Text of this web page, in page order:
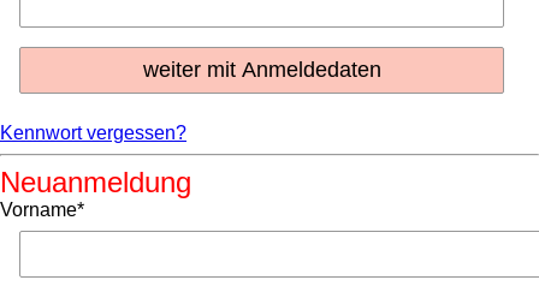
Kennwort vergessen?
Neuanmeldung
Vorname*